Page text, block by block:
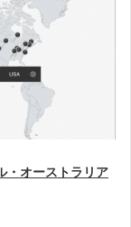
・オーストラリア